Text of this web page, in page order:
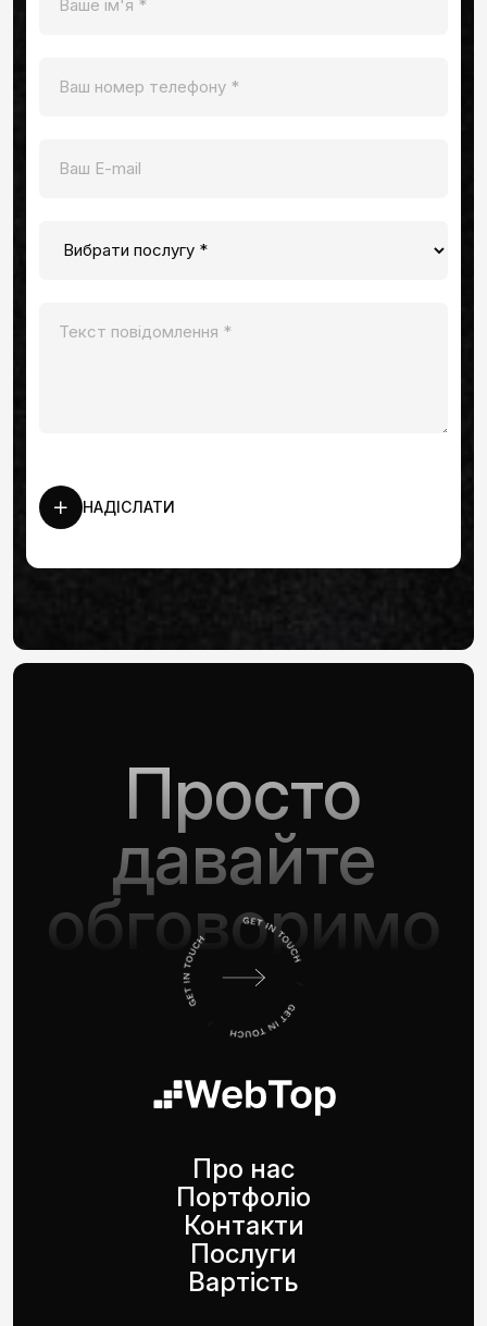
НАДІСЛАТИ
Просто
давайте
обговоримо
Про нас
Портфоліо
Контакти
Послуги
Вартість